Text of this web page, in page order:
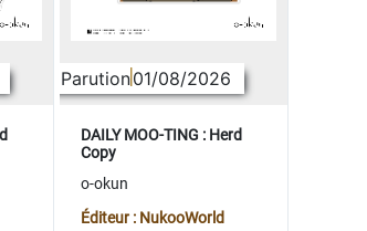
Parution01/08/2026
DAILY MOO-TING : Herd
Copy
o-okun
Éditeur : NukooWorld